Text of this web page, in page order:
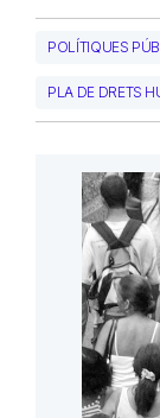
POLÍTIQUES
PLA DE DRETS